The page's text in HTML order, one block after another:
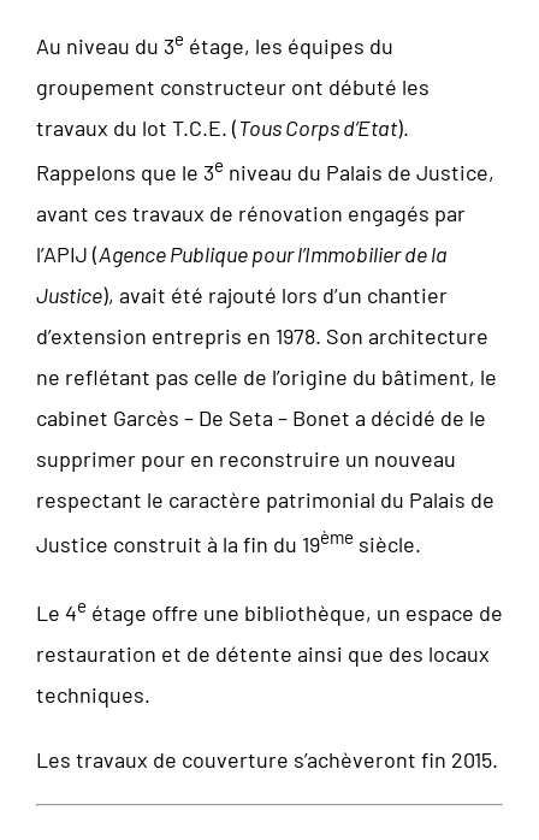
Au niveau du 3e étage, les équipes du
groupement constructeur ont débuté les
travaux du lot T.C.E. (Tous Corps d’Etat).
Rappelons que le 3e niveau du Palais de Justice,
avant ces travaux de rénovation engagés par
l’APIJ (Agence Publique pour l’Immobilier de la
Justice), avait été rajouté lors d’un chantier
d’extension entrepris en 1978. Son architecture
ne reflétant pas celle de l’origine du bâtiment, le
cabinet Garcès – De Seta – Bonet a décidé de le
supprimer pour en reconstruire un nouveau
respectant le caractère patrimonial du Palais de
Justice construit à la fin du 19ème siècle.
Le 4e étage offre une bibliothèque, un espace de
restauration et de détente ainsi que des locaux
techniques.
Les travaux de couverture s’achèveront fin 2015.